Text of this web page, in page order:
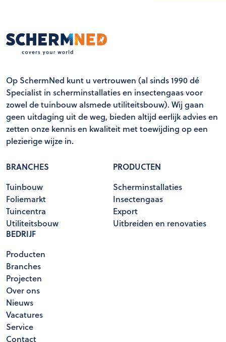
Op SchermNed kunt u vertrouwen (al sinds 1990 dé
Specialist in scherminstallaties en insectengaas voor
zowel de tuinbouw alsmede utiliteitsbouw). Wij gaan
geen uitdaging uit de weg, bieden altijd eerlijk advies en
zetten onze kennis en kwaliteit met toewijding op een
plezierige wijze in.
BRANCHES
Tuinbouw
Foliemarkt
Tuincentra
Utiliteitsbouw
PRODUCTEN
Scherminstallaties
Insectengaas
Export
Uitbreiden en renovaties
BEDRIJF
Producten
Branches
Projecten
Over ons
Nieuws
Vacatures
Service
Contact